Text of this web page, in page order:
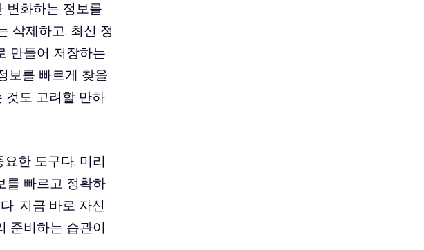
변화하는 정보를
삭제하고, 최신 정
만들어 저장하는
보를 빠르게 찾을
것도 고려할 만하
한 도구다. 미리
를 빠르고 정확하
. 지금 바로 자신
준비하는 습관이